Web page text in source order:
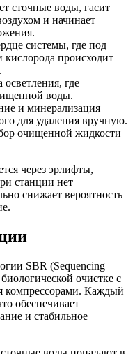
сточные воды, гасит
и начинает
системы, где под
кислорода происходит
где
воды.
и минерализация
для удаления вручную.
очищенной жидкости
через эрлифты,
станции нет
снижает вероятность
SBR (Sequencing
очистке с
компрессорами. Каждый
обеспечивает
и стабильное